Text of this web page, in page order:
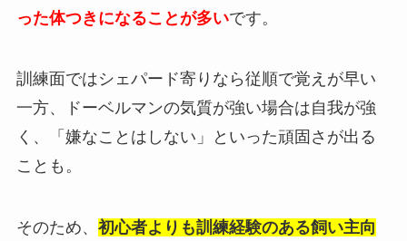
った体つきになることが多いです。
訓練面ではシェパード寄りなら従順で覚えが早い
一方、ドーベルマンの気質が強い場合は自我が強
く、「嫌なことはしない」といった頑固さが出る
ことも。
そのため、 初心者よりも訓練経験のある飼い主向